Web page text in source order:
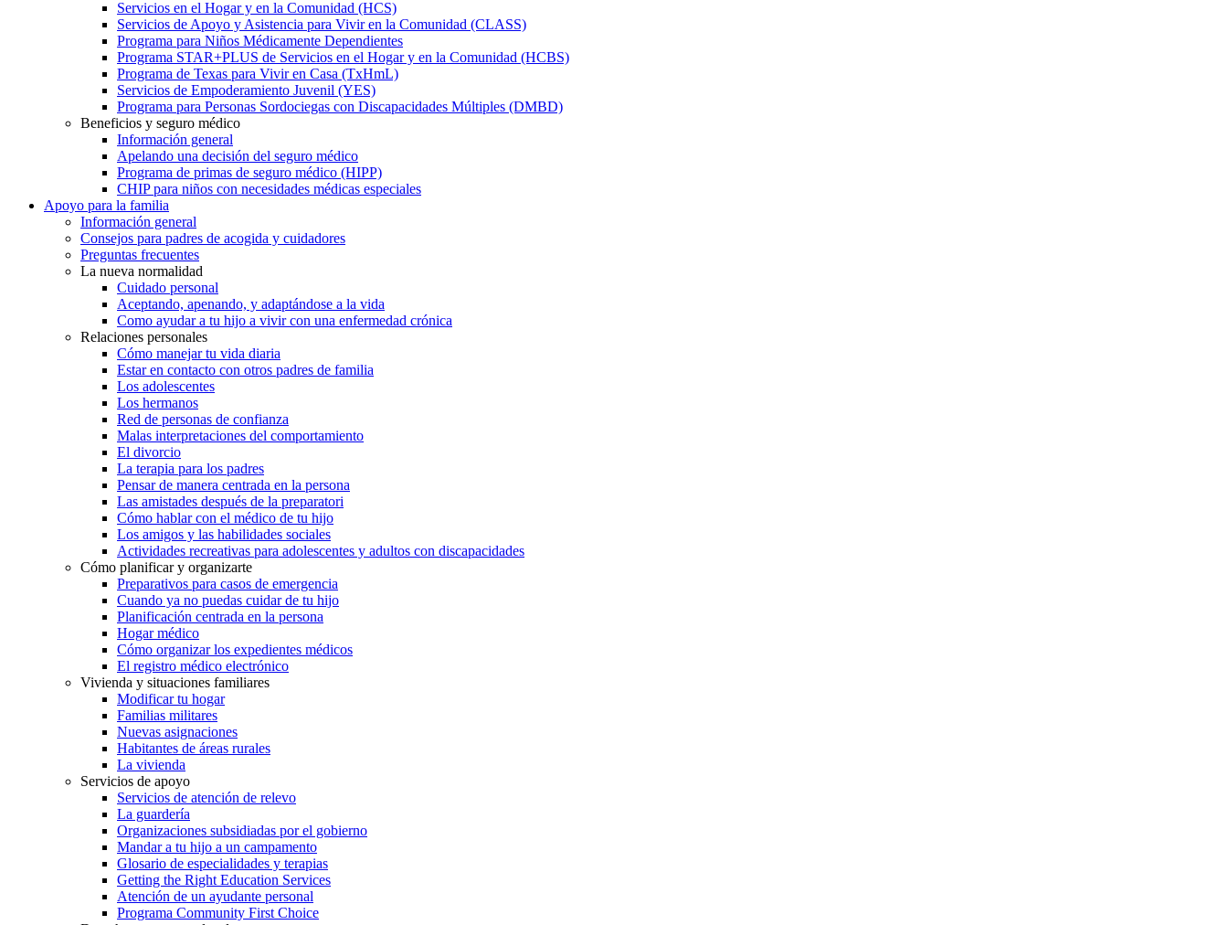
Servicios en el Hogar y en la Comunidad (HCS)
Servicios de Apoyo y Asistencia para Vivir en la Comunidad (CLASS)
Programa para Niños Médicamente Dependientes
Programa STAR+PLUS de Servicios en el Hogar y en la Comunidad (HCBS)
Programa de Texas para Vivir en Casa (TxHmL)
Servicios de Empoderamiento Juvenil (YES)
Programa para Personas Sordociegas con Discapacidades Múltiples (DMBD)
Beneficios y seguro médico
Información general
Apelando una decisión del seguro médico
Programa de primas de seguro médico (HIPP)
CHIP para niños con necesidades médicas especiales
Apoyo para la familia
Información general
Consejos para padres de acogida y cuidadores
Preguntas frecuentes
La nueva normalidad
Cuidado personal
Aceptando, apenando, y adaptándose a la vida
Como ayudar a tu hijo a vivir con una enfermedad crónica
Relaciones personales
Cómo manejar tu vida diaria
Estar en contacto con otros padres de familia
Los adolescentes
Los hermanos
Red de personas de confianza
Malas interpretaciones del comportamiento
El divorcio
La terapia para los padres
Pensar de manera centrada en la persona
Las amistades después de la preparatori
Cómo hablar con el médico de tu hijo
Los amigos y las habilidades sociales
Actividades recreativas para adolescentes y adultos con discapacidades
Cómo planificar y organizarte
Preparativos para casos de emergencia
Cuando ya no puedas cuidar de tu hijo
Planificación centrada en la persona
Hogar médico
Cómo organizar los expedientes médicos
El registro médico electrónico
Vivienda y situaciones familiares
Modificar tu hogar
Familias militares
Nuevas asignaciones
Habitantes de áreas rurales
La vivienda
Servicios de apoyo
Servicios de atención de relevo
La guardería
Organizaciones subsidiadas por el gobierno
Mandar a tu hijo a un campamento
Glosario de especialidades y terapias
Getting the Right Education Services
Atención de un ayudante personal
Programa Community First Choice